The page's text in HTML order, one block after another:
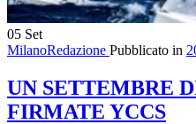
05 Set
MilanoRedazione Pubblicato in
UN SETTEMBRE
FIRMATE YCCS